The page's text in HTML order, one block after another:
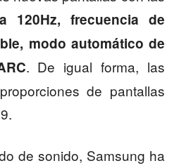
120Hz, frecuencia de
modo automático de
. De igual forma, las
de pantallas
de sonido, Samsung ha